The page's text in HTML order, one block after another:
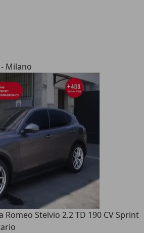
Milano
Romeo Stelvio 2.2 TD 190 CV Sprint